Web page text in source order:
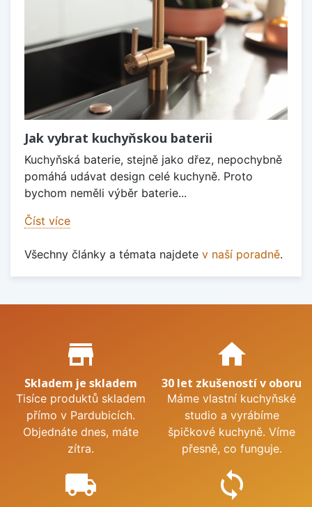
Jak vybrat kuchyňskou baterii
Kuchyňská baterie, stejně jako dřez, nepochybně
pomáhá udávat design celé kuchyně. Proto
bychom neměli výběr baterie...
Číst více
Všechny články a témata najdete v naší poradně.
Proč nakupovat u nás?
store_mall_directory
Skladem je skladem
Tisíce produktů skladem
přímo v Pardubicích.
Objednáte dnes, máte
zítra.
home
30 let zkušeností v oboru
Máme vlastní kuchyňské
studio a vyrábíme
špičkové kuchyně. Víme
přesně, co funguje.
local_shipping sync